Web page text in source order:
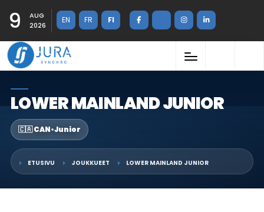
9
AUG
2026
EN FR FI
LOWER MAINLAND JUNIOR
🇨🇦 CAN•Junior
ETUSIVU JOUKKUEET LOWER MAINLAND JUNIOR